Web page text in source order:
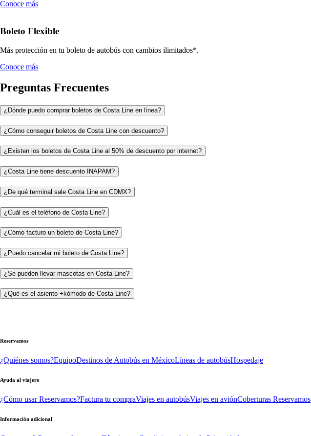
Conoce más
Boleto Flexible
Más protección en tu boleto de autobús con cambios ilimitados*.
Conoce más
Preguntas Frecuentes
¿Dónde puedo comprar boletos de Costa Line en línea?
¿Cómo conseguir boletos de Costa Line con descuento?
¿Existen los boletos de Costa Line al 50% de descuento por internet?
¿Costa Line tiene descuento INAPAM?
¿De qué terminal sale Costa Line en CDMX?
¿Cuál es el teléfono de Costa Line?
¿Cómo facturo un boleto de Costa Line?
¿Puedo cancelar mi boleto de Costa Line?
¿Se pueden llevar mascotas en Costa Line?
¿Qué es el asiento +kómodo de Costa Line?
Reservamos
¿Quiénes somos?EquipoDestinos de Autobús en MéxicoLíneas de autobúsHospedaje
Ayuda al viajero
¿Cómo usar Reservamos?Factura tu compraViajes en autobúsViajes en aviónCoberturas Reservamos
Información adicional